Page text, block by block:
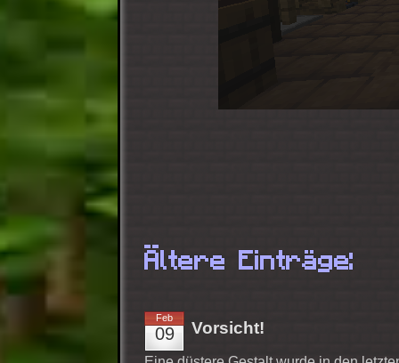
Ältere Einträge:
Feb
09 Vorsicht!